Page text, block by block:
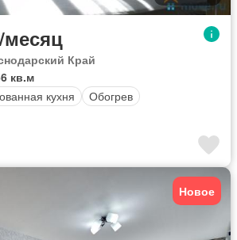
месяц
Край
кв.м
кухня
Обогрев
Новое